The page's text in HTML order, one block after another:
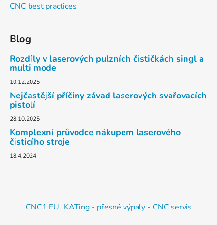
CNC best practices
Blog
Rozdíly v laserových pulzních čističkách singl a
multi mode
10.12.2025
Nejčastější příčiny závad laserových svařovacích
pistolí
28.10.2025
Komplexní průvodce nákupem laserového
čisticího stroje
18.4.2024
CNC1.EU KATing - přesné výpaly - CNC servis